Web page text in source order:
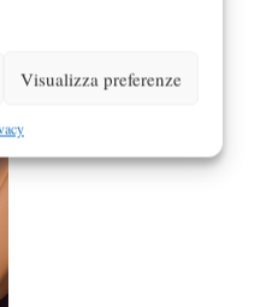
Visualizza preferenze